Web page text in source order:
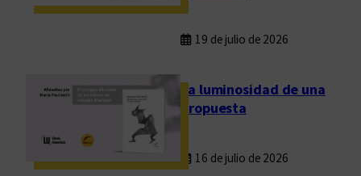
19 de julio de 2026
La luminosidad de una
propuesta
16 de julio de 2026